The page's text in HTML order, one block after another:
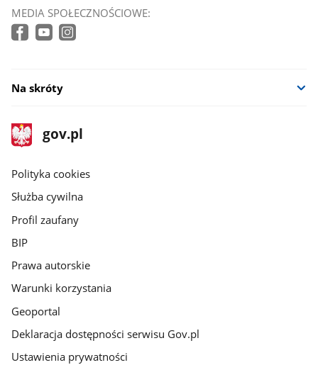
MEDIA SPOŁECZNOŚCIOWE:
Na skróty
stopka
gov.pl
Strona
gov.pl
gov.pl
Polityka cookies
Służba cywilna
Profil zaufany
BIP
Prawa autorskie
Warunki korzystania
Geoportal
Deklaracja dostępności serwisu Gov.pl
Ustawienia prywatności